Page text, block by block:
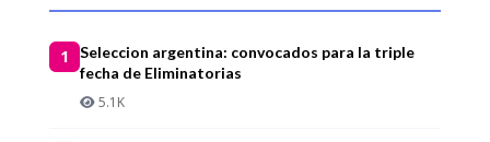
1
Seleccion argentina: convocados para la triple
fecha de Eliminatorias
5.1K